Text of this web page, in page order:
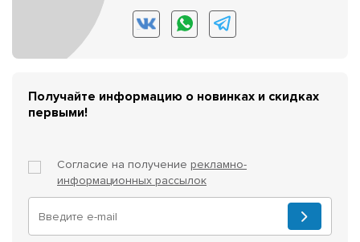
Получайте информацию о новинках и скидках
первыми!
Согласие на получение рекламно-
информационных рассылок